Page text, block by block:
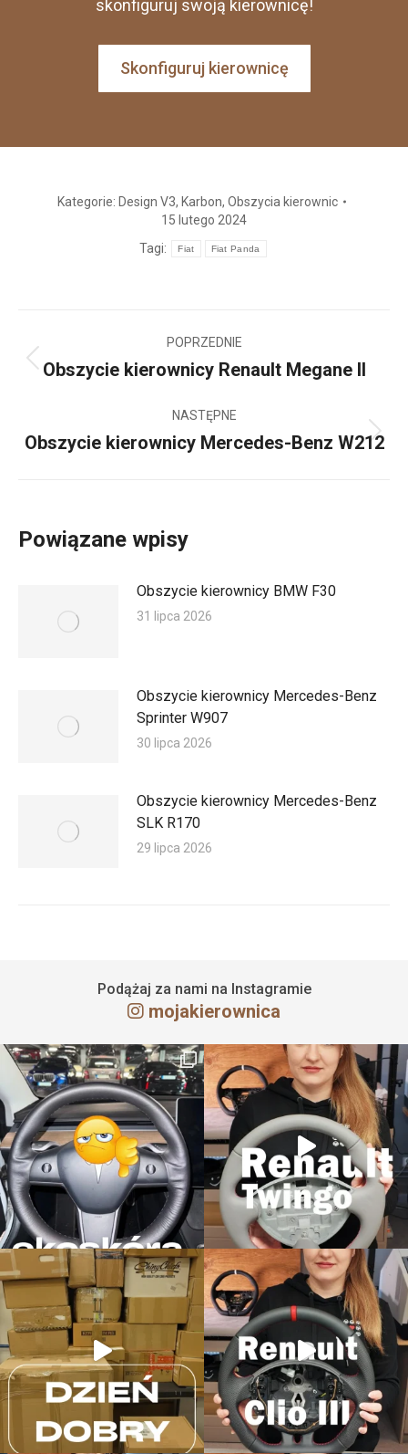
skonfiguruj swoją kierownicę!
Skonfiguruj kierownicę
Kategorie: Design V3, Karbon, Obszycia kierownic
15 lutego 2024
Tagi:
Fiat Fiat Panda
wpisów
POPRZEDNIE
Poprzedni
Obszycie kierownicy Renault Megane II
NASTĘPNE
Następny
Obszycie kierownicy Mercedes-Benz W212
Powiązane wpisy
Obszycie kierownicy BMW F30
31 lipca 2026
Obszycie kierownicy Mercedes-Benz
Sprinter W907
30 lipca 2026
Obszycie kierownicy Mercedes-Benz
SLK R170
29 lipca 2026
Podążaj za nami na Instagramie
mojakierownica